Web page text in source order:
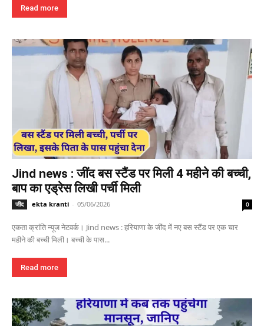
Read more
Jind news : जींद बस स्टैंड पर मिली 4 महीने की बच्ची,
बाप का एड्रेस लिखी पर्ची मिली
जींद ekta kranti - 05/06/2026 0
एकता क्रांति न्यूज नेटवर्क। Jind news : हरियाणा के जींद में नए बस स्टैंड पर एक चार
महीने की बच्ची मिली। बच्ची के पास...
Read more